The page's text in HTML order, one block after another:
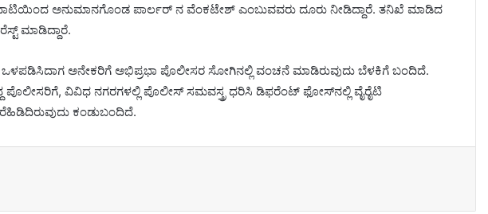
ಅನುಮಾನಗೊಂಡ ಪಾರ್ಲ‌ರ್ ನ ವೆಂಕಟೇಶ್ ಎಂಬುವವರು ದೂರು ನೀಡಿದ್ದಾರೆ. ತನಿಖೆ ಮಾಡಿದ
ಮಾಡಿದ್ದಾರೆ.
ಅನೇಕರಿಗೆ ಅಭಿಪ್ರಭಾ ಪೊಲೀಸರ ಸೋಗಿನಲ್ಲಿ ವಂಚನೆ ಮಾಡಿರುವುದು ಬೆಳಕಿಗೆ ಬಂದಿದೆ.
ವಿವಿಧ ನಗರಗಳಲ್ಲಿ ಪೊಲೀಸ್ ಸಮವಸ್ತ್ರ ಧರಿಸಿ ಡಿಫರೆಂಟ್ ಫೋಸ್‌ನಲ್ಲಿ ವೈರೈಟಿ
ಕಂಡುಬಂದಿದೆ.